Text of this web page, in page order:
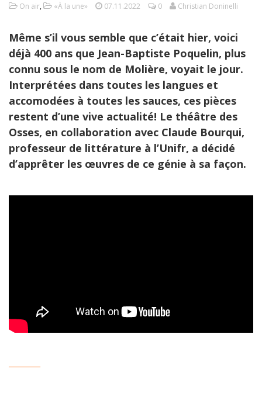
On air, «À la une» 07.11.2022 0 Christian Doninelli
Même s’il vous semble que c’était hier, voici
déjà 400 ans que Jean-Baptiste Poquelin, plus
connu sous le nom de Molière, voyait le jour.
Interprétées dans toutes les langues et
accomodées à toutes les sauces, ces pièces
restent d’une vive actualité! Le théâtre des
Osses, en collaboration avec Claude Bourqui,
professeur de littérature à l’Unifr, a décidé
d’apprêter les œuvres de ce génie à sa façon.